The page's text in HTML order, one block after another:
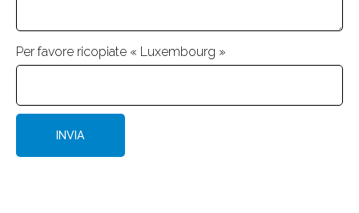
Per favore ricopiate « Luxembourg »